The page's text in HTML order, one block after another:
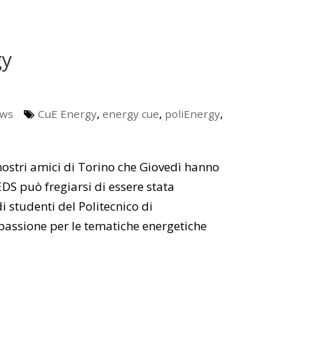
CuE Energy, energy cue, poliEnergy,
amici di Torino che Giovedì hanno
può fregiarsi di essere stata
studenti del Politecnico di
per le tematiche energetiche